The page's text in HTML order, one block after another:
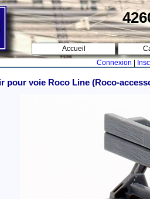
Accueil
Connexion
pour voie Roco Line (Roco-